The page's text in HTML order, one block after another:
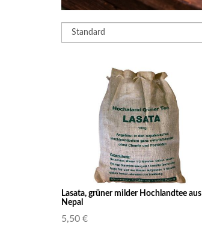
Lasata, grüner milder Hochlandtee aus
Nepal
5,50 €